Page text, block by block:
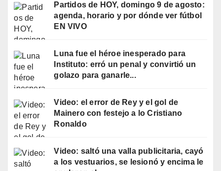
Partidos de HOY, domingo 9 de agosto:
agenda, horario y por dónde ver fútbol
EN VIVO
Luna fue el héroe inesperado para
Instituto: erró un penal y convirtió un
golazo para ganarle...
Video: el error de Rey y el gol de
Mainero con festejo a lo Cristiano
Ronaldo
Video: saltó una valla publicitaria, cayó
a los vestuarios, se lesionó y encima le